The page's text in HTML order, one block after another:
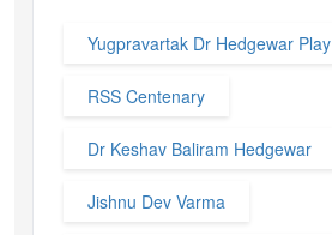
Yugpravartak Dr Hedgewar Play
RSS Centenary
Dr Keshav Baliram Hedgewar
Jishnu Dev Varma